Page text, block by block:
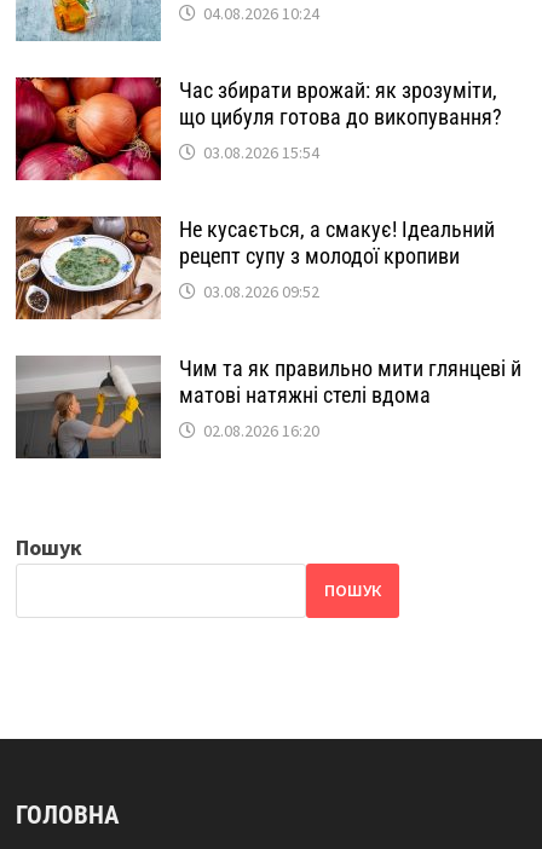
04.08.2026 10:24
Час збирати врожай: як зрозуміти,
що цибуля готова до викопування?
03.08.2026 15:54
Не кусається, а смакує! Ідеальний
рецепт супу з молодої кропиви
03.08.2026 09:52
Чим та як правильно мити глянцеві й
матові натяжні стелі вдома
02.08.2026 16:20
Пошук
ПОШУК
ГОЛОВНА